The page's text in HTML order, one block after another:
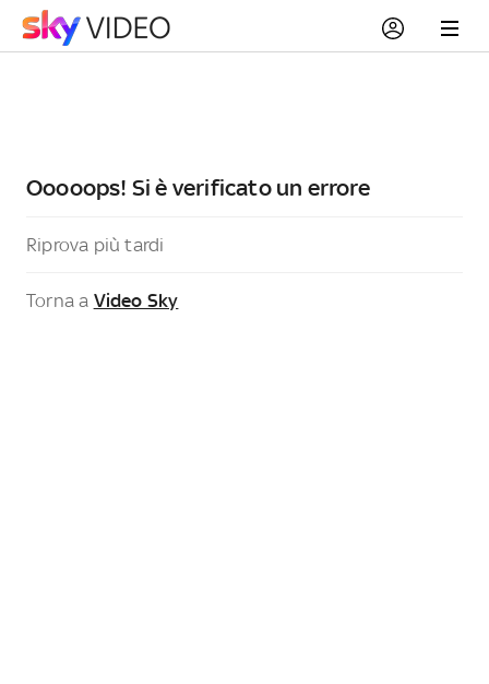
Ooooops! Si è verificato un errore
Riprova più tardi
Torna a Video Sky